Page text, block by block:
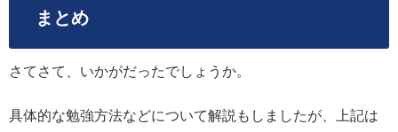
まとめ
さてさて、いかがだったでしょうか。
具体的な勉強方法などについて解説もしましたが、上記は